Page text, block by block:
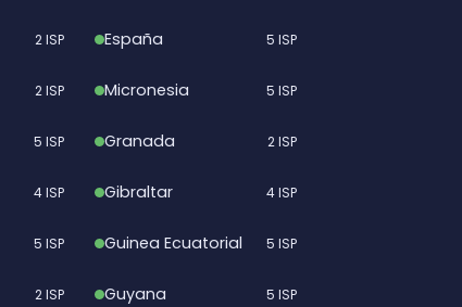
2 ISP España 5 ISP
2 ISP Micronesia 5 ISP
5 ISP Granada 2 ISP
4 ISP Gibraltar 4 ISP
5 ISP Guinea Ecuatorial 5 ISP
2 ISP Guyana 5 ISP